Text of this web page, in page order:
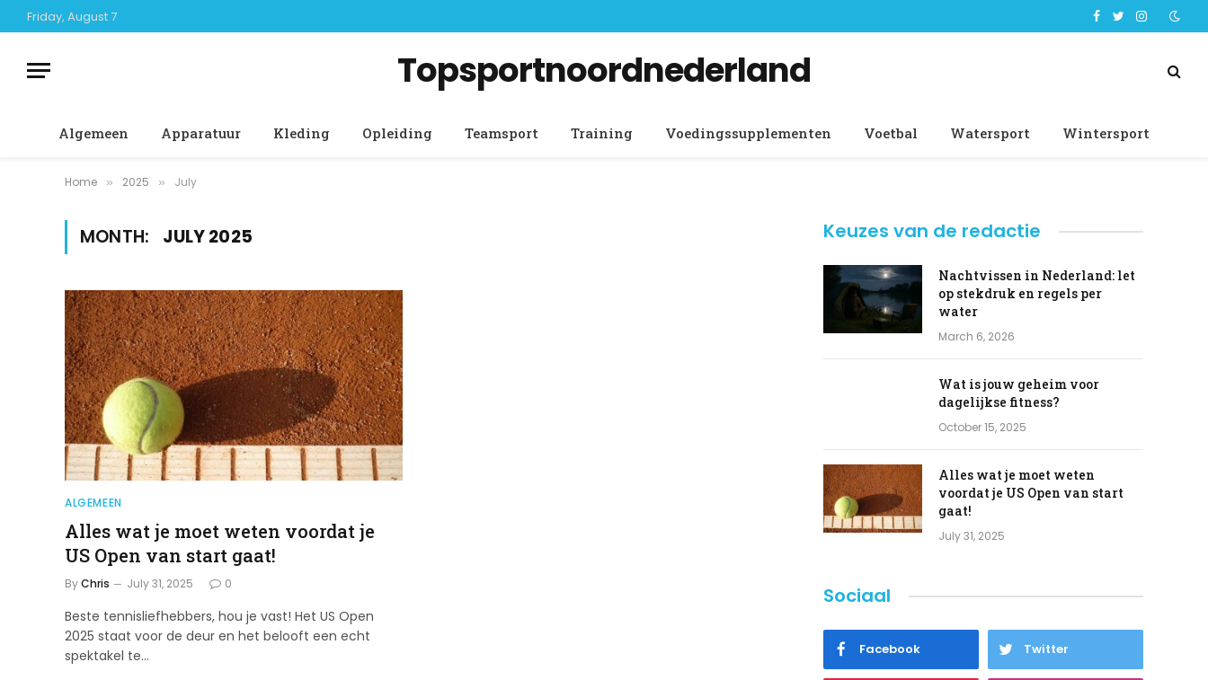
Friday, August 7 Facebook
TwitterInstagram
Topsportnoordnederland
Algemeen Apparatuur Kleding Opleiding Teamsport Training Voedingssupplementen Voetbal Watersport Wintersport
Home » 2025 » July
MONTH: JULY 2025
ALGEMEEN
Alles wat je moet weten voordat je
US Open van start gaat!
ByChris July 31, 2025 0
Beste tennisliefhebbers, hou je vast! Het US Open
2025 staat voor de deur en het belooft een echt
spektakel te…
Keuzes van de redactie
Nachtvissen in Nederland: let
op stekdruk en regels per
water
March 6, 2026
Wat is jouw geheim voor
dagelijkse fitness?
October 15, 2025
Alles wat je moet weten
voordat je US Open van start
gaat!
July 31, 2025
Sociaal
Facebook Twitter